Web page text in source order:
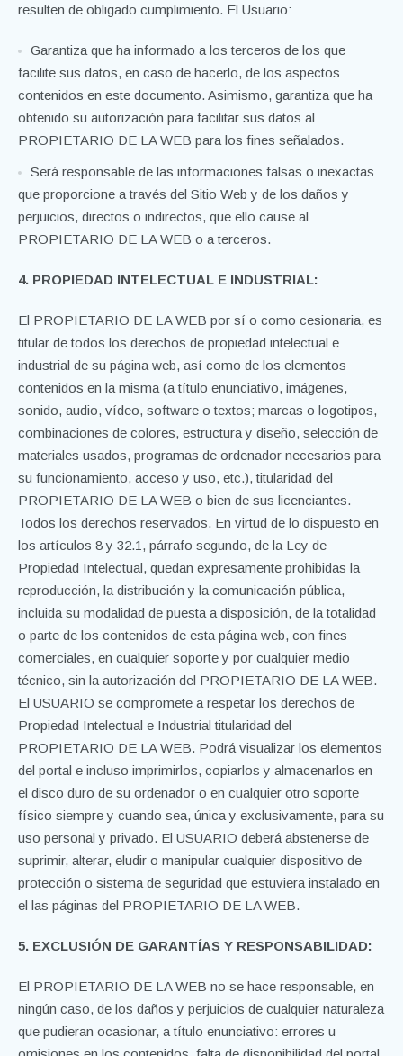
resulten de obligado cumplimiento. El Usuario:
Garantiza que ha informado a los terceros de los que
facilite sus datos, en caso de hacerlo, de los aspectos
contenidos en este documento. Asimismo, garantiza que ha
obtenido su autorización para facilitar sus datos al
PROPIETARIO DE LA WEB para los fines señalados.
Será responsable de las informaciones falsas o inexactas
que proporcione a través del Sitio Web y de los daños y
perjuicios, directos o indirectos, que ello cause al
PROPIETARIO DE LA WEB o a terceros.
4. PROPIEDAD INTELECTUAL E INDUSTRIAL:
El PROPIETARIO DE LA WEB por sí o como cesionaria, es
titular de todos los derechos de propiedad intelectual e
industrial de su página web, así como de los elementos
contenidos en la misma (a título enunciativo, imágenes,
sonido, audio, vídeo, software o textos; marcas o logotipos,
combinaciones de colores, estructura y diseño, selección de
materiales usados, programas de ordenador necesarios para
su funcionamiento, acceso y uso, etc.), titularidad del
PROPIETARIO DE LA WEB o bien de sus licenciantes.
Todos los derechos reservados. En virtud de lo dispuesto en
los artículos 8 y 32.1, párrafo segundo, de la Ley de
Propiedad Intelectual, quedan expresamente prohibidas la
reproducción, la distribución y la comunicación pública,
incluida su modalidad de puesta a disposición, de la totalidad
o parte de los contenidos de esta página web, con fines
comerciales, en cualquier soporte y por cualquier medio
técnico, sin la autorización del PROPIETARIO DE LA WEB.
El USUARIO se compromete a respetar los derechos de
Propiedad Intelectual e Industrial titularidad del
PROPIETARIO DE LA WEB. Podrá visualizar los elementos
del portal e incluso imprimirlos, copiarlos y almacenarlos en
el disco duro de su ordenador o en cualquier otro soporte
físico siempre y cuando sea, única y exclusivamente, para su
uso personal y privado. El USUARIO deberá abstenerse de
suprimir, alterar, eludir o manipular cualquier dispositivo de
protección o sistema de seguridad que estuviera instalado en
el las páginas del PROPIETARIO DE LA WEB.
5. EXCLUSIÓN DE GARANTÍAS Y RESPONSABILIDAD:
El PROPIETARIO DE LA WEB no se hace responsable, en
ningún caso, de los daños y perjuicios de cualquier naturaleza
que pudieran ocasionar, a título enunciativo: errores u